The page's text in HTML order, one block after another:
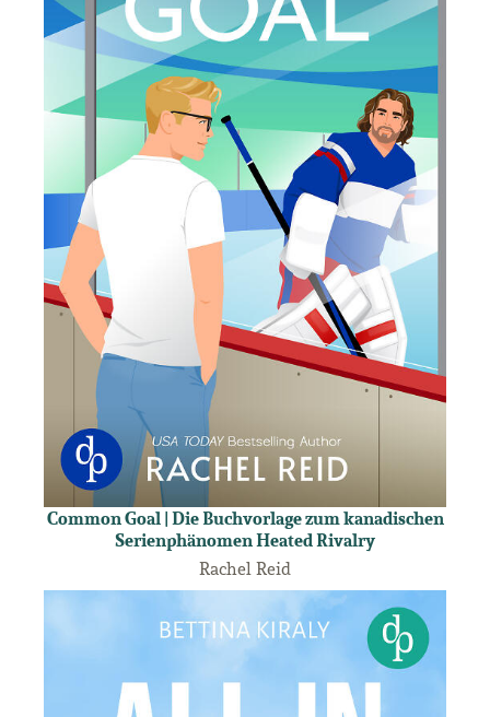
Common Goal | Die Buchvorlage zum kanadischen
Serienphänomen Heated Rivalry
Rachel Reid